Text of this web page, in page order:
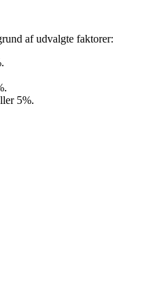
af udvalgte faktorer:
5%.